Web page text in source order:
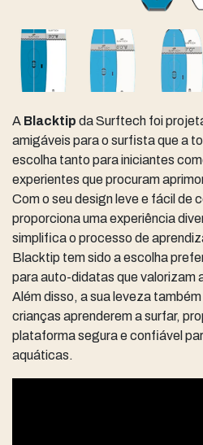
A Blacktip da Surftech foi
amigáveis para o surfista que a
escolha tanto para iniciantes
experientes que procuram
Com o seu design leve e fácil de
proporciona uma experiência
simplifica o processo de
Blacktip tem sido a escolha
para auto-didatas que valorizam
Além disso, a sua leveza
crianças aprenderem a surfar,
plataforma segura e confiável
aquáticas.